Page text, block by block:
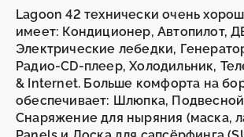
Lagoon 42 технически очень
имеет: Кондиционер, Автопилот,
Электрические лебедки,
Радио-CD-плеер, Холодильник,
& Internet. Больше комфорта на
обеспечивает: Шлюпка, Подвесной
Снаряжение для ныряния (маска,